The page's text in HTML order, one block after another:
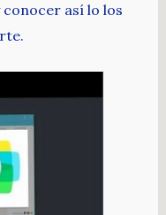
así lo los